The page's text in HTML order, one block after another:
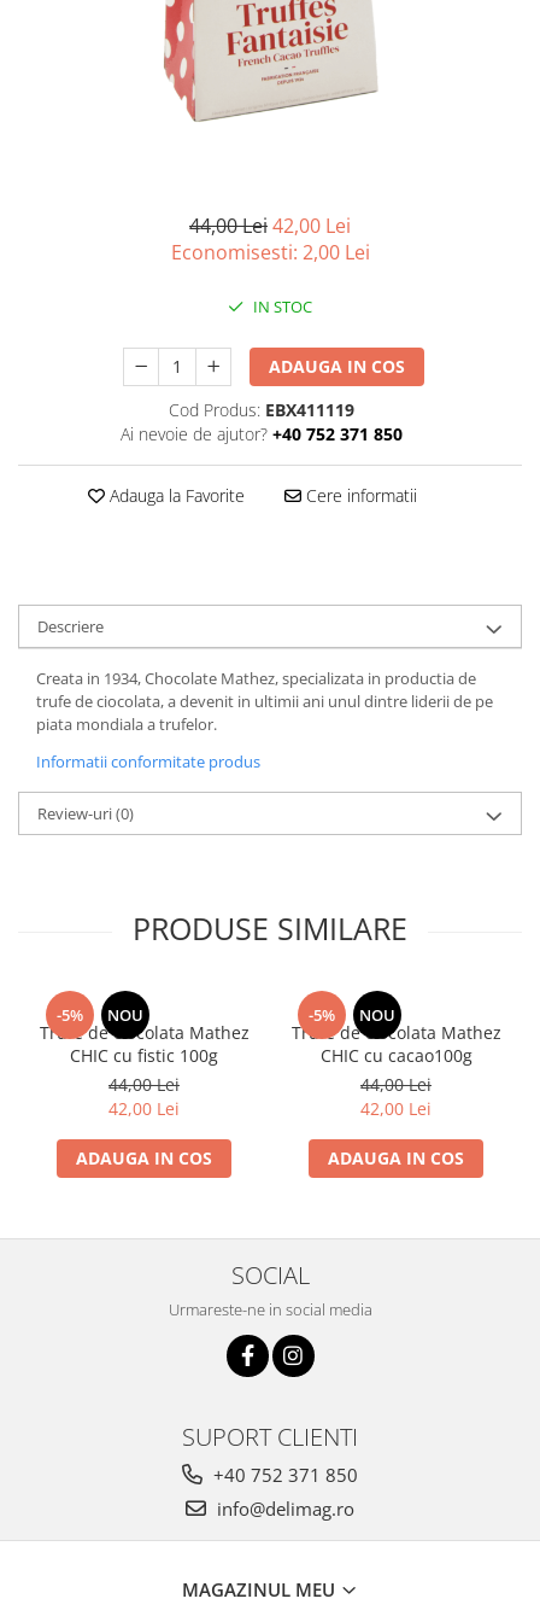
44,00 Lei42,00 Lei
Economisesti: 2,00 Lei
IN STOC
ADAUGA IN COS
Cod Produs: EBX411119
Ai nevoie de ajutor? +40 752 371 850
Adauga la Favorite Cere informatii
Descriere
Creata in 1934, Chocolate Mathez, specializata in productia de
trufe de ciocolata, a devenit in ultimii ani unul dintre liderii de pe
piata mondiala a trufelor.
Informatii conformitate produs
Review-uri(0)
PRODUSE SIMILARE
-5% NOU
Trufe de ciocolata Mathez
CHIC cu fistic 100g
44,00 Lei
42,00 Lei
ADAUGA IN COS
-5% NOU
Trufe de ciocolata Mathez
CHIC cu cacao100g
44,00 Lei
42,00 Lei
ADAUGA IN COS
SOCIAL
Urmareste-ne in social media
SUPORT CLIENTI
+40 752 371 850
info@delimag.ro
MAGAZINUL MEU